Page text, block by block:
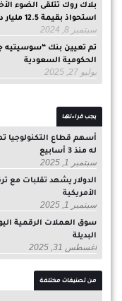
بلاك روك تتلقى الضوء
استحواذ بقيمة 12.5 مليار دولار
سبتمبر 8, 2024
تم تعيين بنك “سوسيتيه
الحكومية السعودية
يوليو 27, 2025
يجب قراءتها
أسهم قطاع التكنولوجيا
له منذ 3 أسابيع
سبتمبر 1, 2025
الدولار يشهد تقلبات مع
الأمريكية
سبتمبر 1, 2025
البديلة
أغسطس 31, 2025
من تصنيفات مختلفة